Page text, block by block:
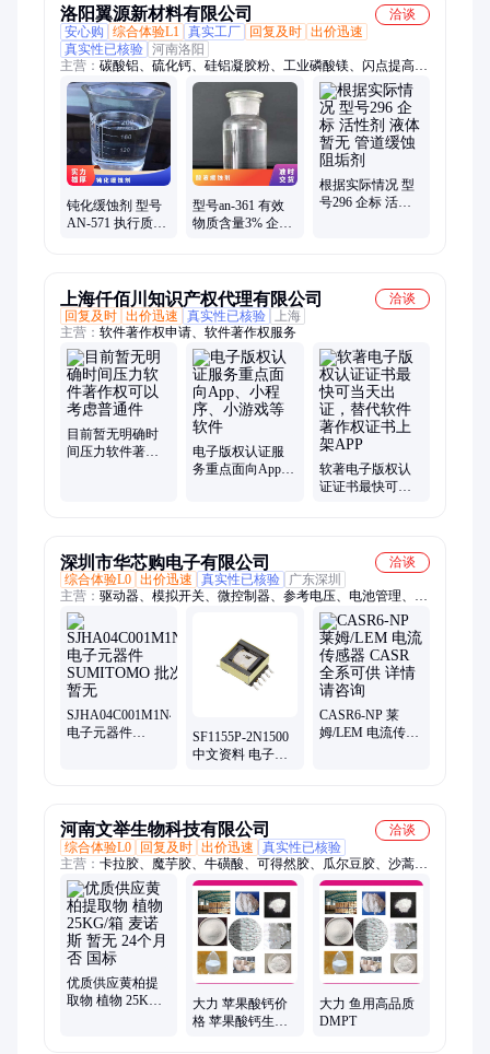
洛阳翼源新材料有限公司
洽谈
安心购
综合体验L1 真实工厂 回复及时 出价迅速
真实性已核验 河南洛阳
主营： 碳酸铝、硫化钙、硅铝凝胶粉、工业磷酸镁、闪点提高
剂、表面活性剂、耐火材料、水处理原材料
钝化缓蚀剂 型号
AN-571 执行质量
型号an-361 有效
物质含量3% 企标
根据实际情况 型
号296 企标 活性
上海仟佰川知识产权代理有限公司
洽谈
回复及时 出价迅速 真实性已核验
上海
主营： 软件著作权申请、软件著作权服务
目前暂无明确时
间压力软件著作
电子版权认证服
务重点面向App、
软著电子版权认
证证书最快可当
深圳市华芯购电子有限公司
洽谈
综合体验L0 出价迅速 真实性已核验
广东深圳
主营： 驱动器、模拟开关、微控制器、参考电压、电池管理、视
频开关ic、仪表放大器、音频放大器、开关稳压器、数字隔离
器、精密放大器、运算放大器、点火控制器、开关控制器、可编
程门阵列、接口集成电路、电容电阻
SJHA04C001M1N46
电子元器件
SF1155P-2N1500
中文资料 电子元
CASR6-NP 莱
姆/LEM 电流传感
河南文举生物科技有限公司
洽谈
综合体验L0
回复及时 出价迅速
真实性已核验
主营： 卡拉胶、魔芋胶、牛磺酸、可得然胶、瓜尔豆胶、沙蒿子
胶、海藻酸钠、纳他酶素、食用明胶、聚丙烯酸钠、甲基纤维
素、酪蛋白酸钠、普鲁兰多糖、乳酸链球菌素、食品级黄原胶
优质供应黄柏提
取物 植物 25KG/
大力 苹果酸钙价
格 苹果酸钙生产
大力 鱼用高品质
DMPT